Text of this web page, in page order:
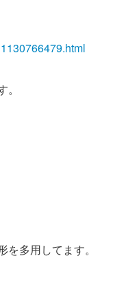
多用してます。